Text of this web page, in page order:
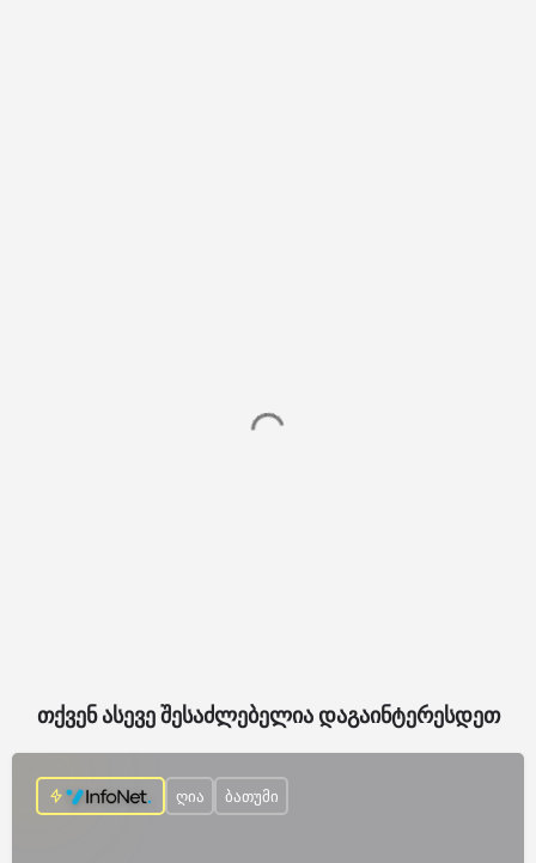
თქვენ ასევე შესაძლებელია დაგაინტერესდეთ
ღია ბათუმი